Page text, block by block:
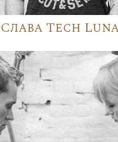
Слава Tech